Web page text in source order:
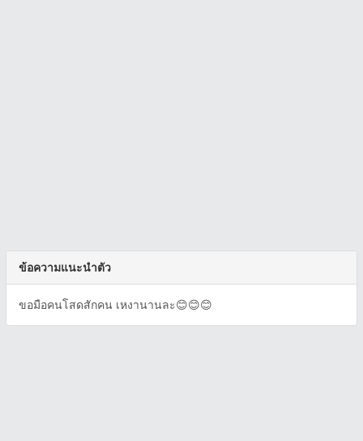
ข้อความแนะนำตัว
ขอมือคนโสดสักคน เหงานานละ😊😊😊